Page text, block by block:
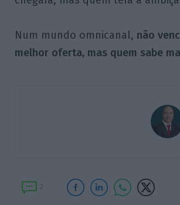
Num mundo omnicanal, não
melhor oferta, mas quem sabe
2